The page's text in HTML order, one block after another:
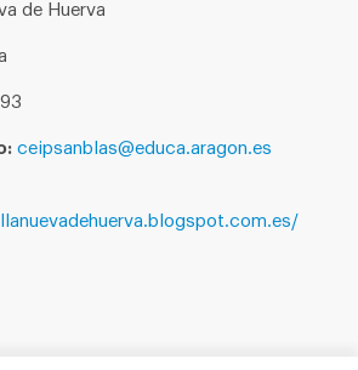
de Huerva
ceipsanblas@educa.aragon.es